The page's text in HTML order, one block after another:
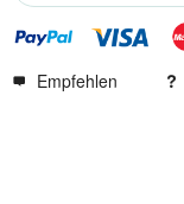
Empfehlen